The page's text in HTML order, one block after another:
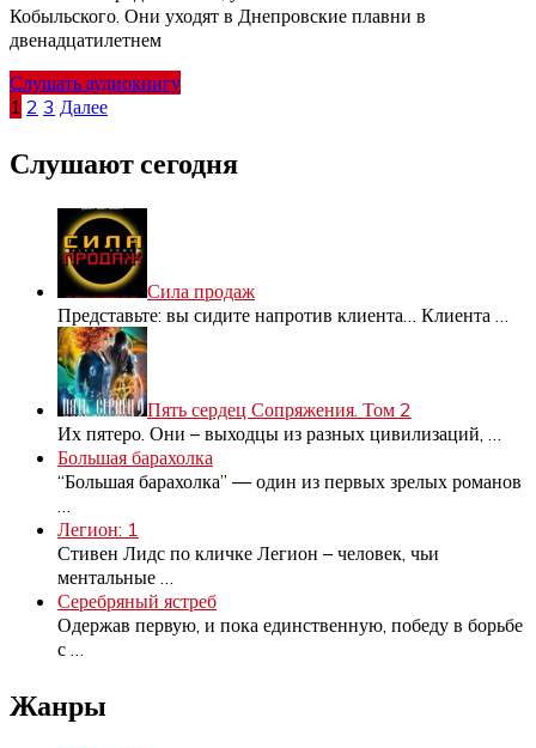
Кобыльского. Они уходят в Днепровские плавни в
двенадцатилетнем
Слушать аудиокнигу
Пагинация
записей
1 2 3 Далее
Слушают сегодня
Сила продаж
Представьте: вы сидите напротив клиента… Клиента
Пять сердец Сопряжения. Том 2
Их пятеро. Они – выходцы из разных цивилизаций,
Большая барахолка
“Большая барахолка” — один из первых зрелых романов
Легион: 1
Стивен Лидс по кличке Легион – человек, чьи
ментальные
Серебряный ястреб
Одержав первую, и пока единственную, победу в борьбе
с
Жанры